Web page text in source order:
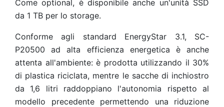
Come optional, è disponibile anche un'unità SSD
da 1 TB per lo storage.
Conforme agli standard EnergyStar 3.1, SC-
P20500 ad alta efficienza energetica è anche
attenta all'ambiente: è prodotta utilizzando il 30%
di plastica riciclata, mentre le sacche di inchiostro
da 1,6 litri raddoppiano l'autonomia rispetto al
modello precedente permettendo una riduzione